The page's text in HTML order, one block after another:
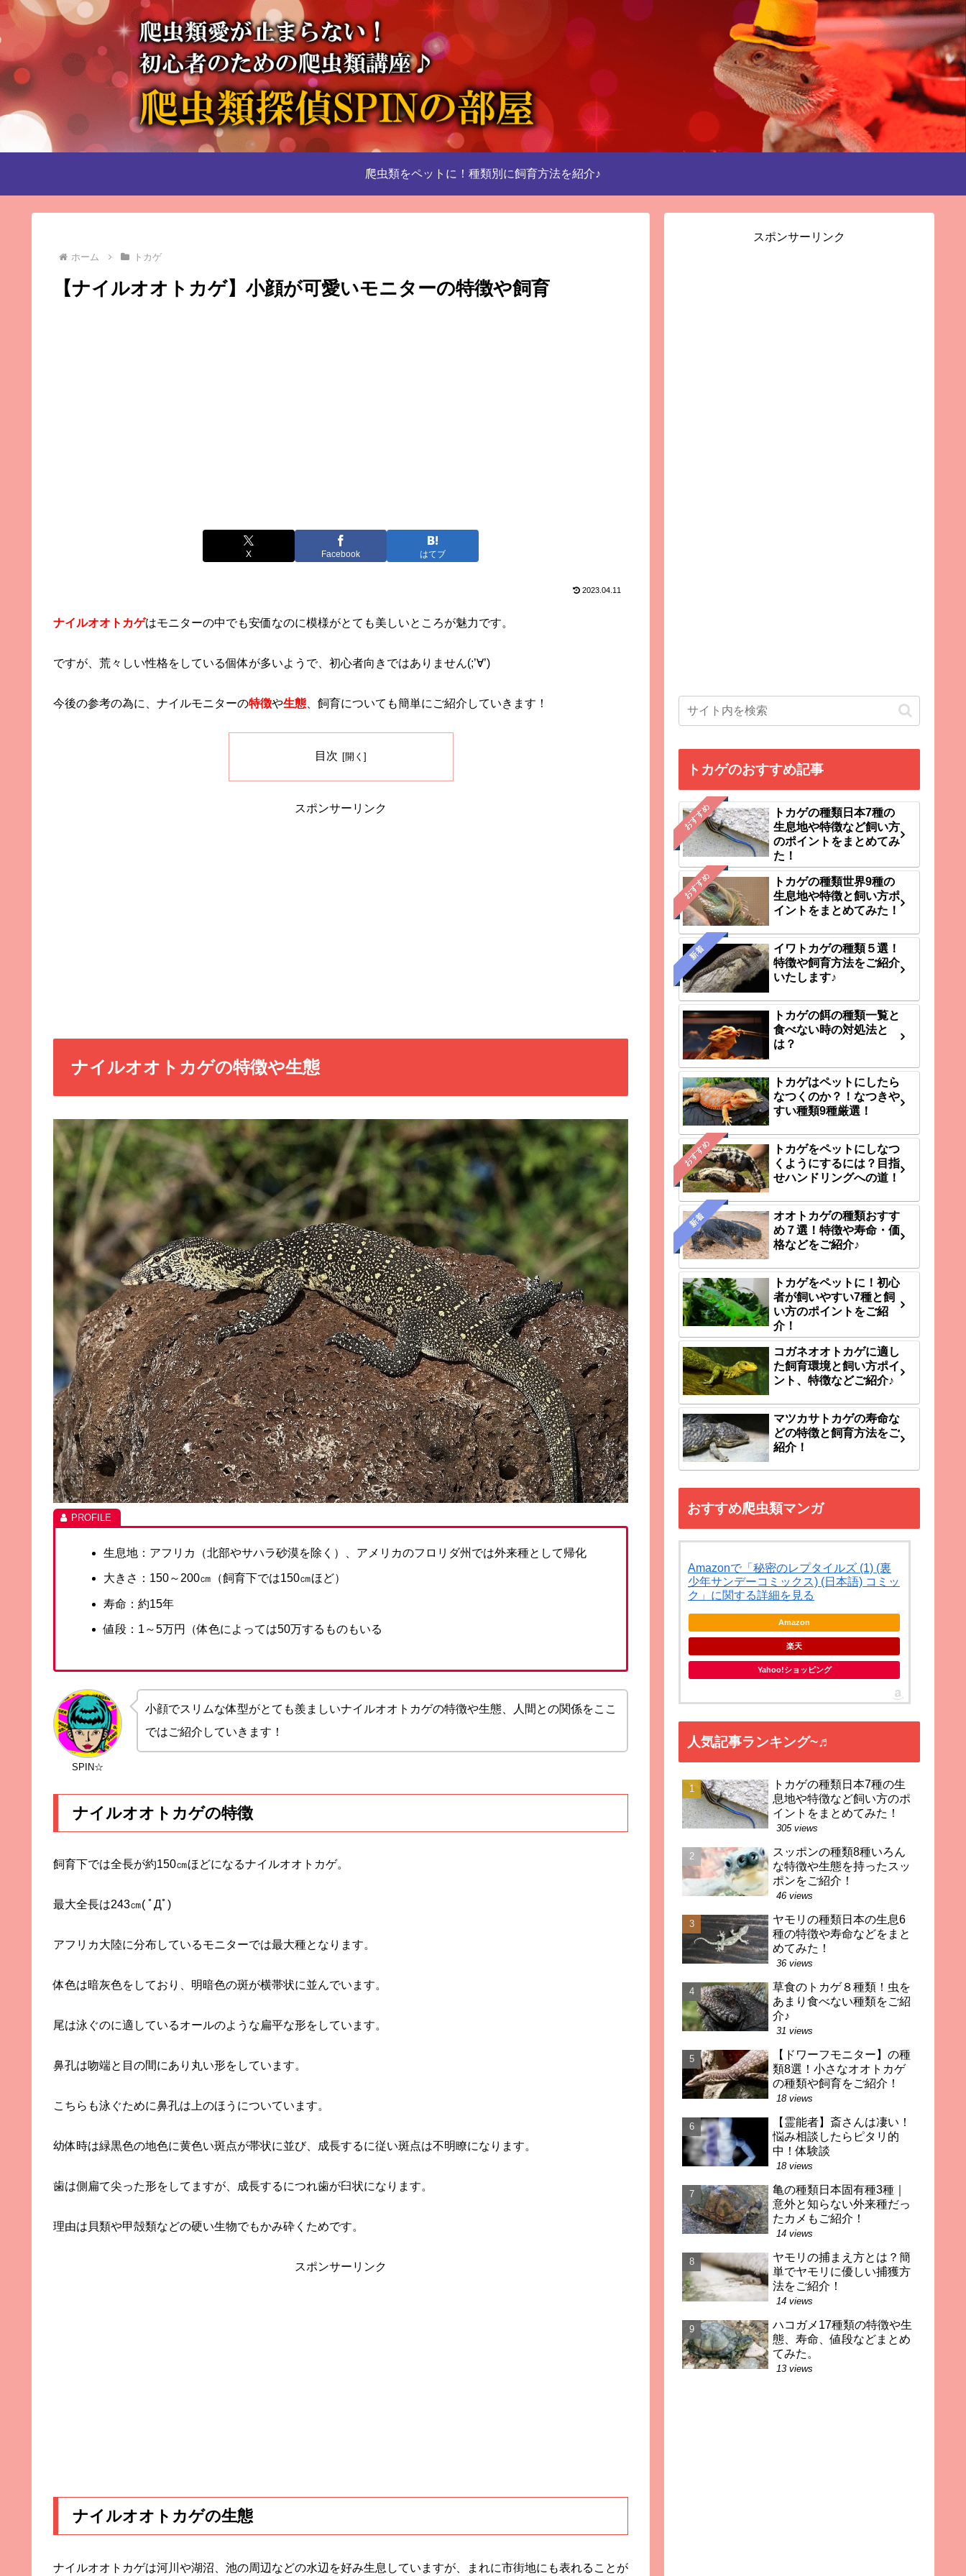
爬虫類をペットに！種類別に飼育方法を紹介♪
ホーム トカゲ
【ナイルオオトカゲ】小顔が可愛いモニターの特徴や飼育
X Facebook はてブ
2023.04.11
ナイルオオトカゲはモニターの中でも安価なのに模様がとても美しいところが魅力です。
ですが、荒々しい性格をしている個体が多いようで、初心者向きではありません(;’∀’)
今後の参考の為に、ナイルモニターの特徴や生態 、飼育についても簡単にご紹介していきます！
目次
スポンサーリンク
ナイルオオトカゲの特徴や生態
生息地：アフリカ（北部やサハラ砂漠を除く）、アメリカのフロリダ州では外来種として帰化
大きさ：150～200㎝（飼育下では150㎝ほど）
寿命：約15年
値段：1～5万円（体色によっては50万するものもいる
SPIN☆
小顔でスリムな体型がとても羨ましいナイルオオトカゲの特徴や生態、人間との関係をここ
ではご紹介していきます！
ナイルオオトカゲの特徴
飼育下では全長が約150㎝ほどになるナイルオオトカゲ。
最大全長は243㎝( ﾟДﾟ)
アフリカ大陸に分布しているモニターでは最大種となります。
体色は暗灰色をしており、明暗色の斑が横帯状に並んでいます。
尾は泳ぐのに適しているオールのような扁平な形をしています。
鼻孔は吻端と目の間にあり丸い形をしています。
こちらも泳ぐために鼻孔は上のほうについています。
幼体時は緑黒色の地色に黄色い斑点が帯状に並び、成長するに従い斑点は不明瞭になります。
歯は側扁て尖った形をしてますが、成長するにつれ歯が臼状になります。
理由は貝類や甲殻類などの硬い生物でもかみ砕くためです。
スポンサーリンク
ナイルオオトカゲの生態
ナイルオオトカゲは河川や湖沼、池の周辺などの水辺を好み生息していますが、まれに市街地にも表れることが
スポンサーリンク
トカゲのおすすめ記事
おすすめ
トカゲの種類日本7種の
生息地や特徴など飼い方
のポイントをまとめてみ
た！
おすすめ
トカゲの種類世界9種の
生息地や特徴と飼い方ポ
イントをまとめてみた！
新着
イワトカゲの種類５選！
特徴や飼育方法をご紹介
いたします♪
トカゲの餌の種類一覧と
食べない時の対処法と
は？
トカゲはペットにしたら
なつくのか？！なつきや
すい種類9種厳選！
おすすめ
トカゲをペットにしなつ
くようにするには？目指
せハンドリングへの道！
新着
オオトカゲの種類おすす
め７選！特徴や寿命・価
格などをご紹介♪
トカゲをペットに！初心
者が飼いやすい7種と飼
い方のポイントをご紹
介！
コガネオオトカゲに適し
た飼育環境と飼い方ポイ
ント、特徴などご紹介♪
マツカサトカゲの寿命な
どの特徴と飼育方法をご
紹介！
おすすめ爬虫類マンガ
Amazonで「秘密のレプタイルズ (1) (裏
少年サンデーコミックス) (日本語) コミッ
ク」に関する詳細を見る
Amazon
楽天
Yahoo!ショッピング
人気記事ランキング~♬
トカゲの種類日本7種の生
息地や特徴など飼い方のポ
イントをまとめてみた！
305 views
スッポンの種類8種いろん
な特徴や生態を持ったスッ
ポンをご紹介！
46 views
ヤモリの種類日本の生息6
種の特徴や寿命などをまと
めてみた！
36 views
草食のトカゲ８種類！虫を
あまり食べない種類をご紹
介♪
31 views
【ドワーフモニター】の種
類8選！小さなオオトカゲ
の種類や飼育をご紹介！
18 views
【霊能者】斎さんは凄い！
悩み相談したらピタリ的
中！体験談
18 views
亀の種類日本固有種3種｜
意外と知らない外来種だっ
たカメもご紹介！
14 views
ヤモリの捕まえ方とは？簡
単でヤモリに優しい捕獲方
法をご紹介！
14 views
ハコガメ17種類の特徴や生
態、寿命、値段などまとめ
てみた。
13 views